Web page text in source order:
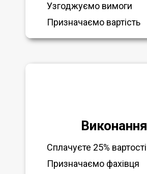
Узгоджуємо вимоги
Призначаємо вартість
Виконання
Сплачуєте 25% вартості
Призначаємо фахівця